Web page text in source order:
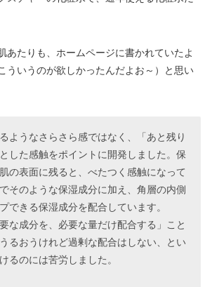
あたりも、ホームページに書かれていたよ
ういうのが欲しかったんだよお～）と思い
ようなさらさら感ではなく、「あと残り
した感触をポイントに開発しました。保
の表面に残ると、べたつく感触になって
そのような保湿成分に加え、角層の内側
できる保湿成分を配合しています。
な成分を、必要な量だけ配合する」こと
るおうけれど過剰な配合はしない、とい
るのには苦労しました。